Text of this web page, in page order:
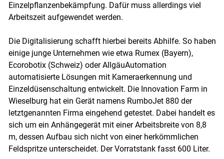
Einzelpflanzenbekämpfung. Dafür muss allerdings viel
Arbeitszeit aufgewendet werden.
Die Digitalisierung schafft hierbei bereits Abhilfe. So haben
einige junge Unternehmen wie etwa Rumex (Bayern),
Ecorobotix (Schweiz) oder AllgäuAutomation
automatisierte Lösungen mit Kameraerkennung und
Einzeldüsenschaltung entwickelt. Die Innovation Farm in
Wieselburg hat ein Gerät namens RumboJet 880 der
letztgenannten Firma eingehend getestet. Dabei handelt es
sich um ein Anhängegerät mit einer Arbeitsbreite von 8,8
m, dessen Aufbau sich nicht von einer herkömmlichen
Feldspritze unterscheidet. Der Vorratstank fasst 600 Liter.